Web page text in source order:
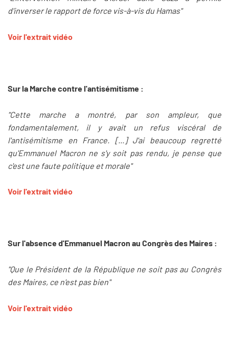
d'inverser le rapport de force vis-à-vis du Hamas"
Voir l'extrait vidéo
Sur la Marche contre l'antisémitisme :
"Cette marche a montré, par son ampleur, que
fondamentalement, il y avait un refus viscéral de
l'antisémitisme en France. [...] J'ai beaucoup regretté
qu'Emmanuel Macron ne s'y soit pas rendu, je pense que
c'est une faute politique et morale"
Voir l'extrait vidéo
Sur l'absence d'Emmanuel Macron au Congrès des Maires :
"Que le Président de la République ne soit pas au Congrès
des Maires, ce n'est pas bien"
Voir l'extrait vidéo